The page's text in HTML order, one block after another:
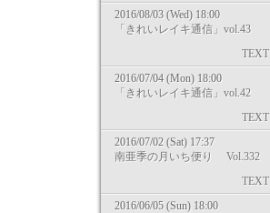
2016/08/03 (Wed) 18:00
「きれいレイキ通信」vol.43
TEXT
2016/07/04 (Mon) 18:00
「きれいレイキ通信」vol.42
TEXT
2016/07/02 (Sat) 17:37
南亜季の月いち便り Vol.332
TEXT
2016/06/05 (Sun) 18:00